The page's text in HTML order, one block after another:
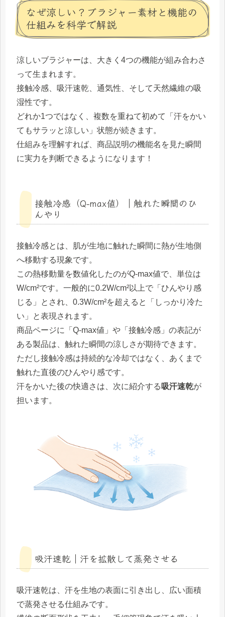
なぜ涼しい？ブラジャー素材と機能の
仕組みを科学で解説
涼しいブラジャーは、大きく4つの機能が組み合わさ
って生まれます。
接触冷感、吸汗速乾、通気性、そして天然繊維の吸
湿性です。
どれか1つではなく、複数を重ねて初めて「汗をかい
てもサラッと涼しい」状態が続きます。
仕組みを理解すれば、商品説明の機能名を見た瞬間
に実力を判断できるようになります！
接触冷感（Q-max値）｜触れた瞬間のひ
んやり
接触冷感とは、肌が生地に触れた瞬間に熱が生地側
へ移動する現象です。
この熱移動量を数値化したのがQ-max値で、単位は
W/cm²です。一般的に0.2W/cm²以上で「ひんやり感
じる」とされ、0.3W/cm²を超えると「しっかり冷た
い」と表現されます。
商品ページに「Q-max値」や「接触冷感」の表記が
ある製品は、触れた瞬間の涼しさが期待できます。
ただし接触冷感は持続的な冷却ではなく、あくまで
触れた直後のひんやり感です。
汗をかいた後の快適さは、次に紹介する 吸汗速乾が
担います。
吸汗速乾｜汗を拡散して蒸発させる
吸汗速乾は、汗を生地の表面に引き出し、広い面積
で蒸発させる仕組みです。